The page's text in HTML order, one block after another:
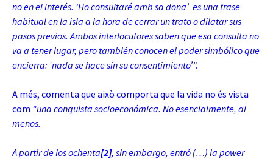
no en el interés. ‘Ho consultaré amb sa dona’ es una frase
habitual en la isla a la hora de cerrar un trato o dilatar sus
pasos previos. Ambosinterlocutores saben que esa consulta no
va a tener lugar, pero también conocen el poder simbólico que
encierra: ‘nada se hace sin su consentimiento’”.
A més, comenta que això comporta que la vida no és vista
com “una conquista socioeconómica. No esencialmente, al
menos.
A partir de los ochenta[2], sin embargo, entró (…) la power